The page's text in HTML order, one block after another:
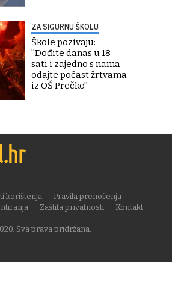
ZA SIGURNU ŠKOLU
Škole pozivaju:
''Dođite danas u 18
sati i zajedno s nama
odajte počast žrtvama
iz OŠ Prečko''
Sva prava pridržana.
korištenja
Pravila prenošenja
Zaštita privatnosti
Kontakt